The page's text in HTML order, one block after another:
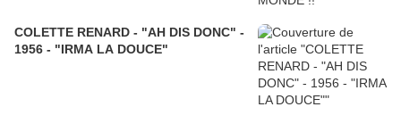
COLETTE RENARD - "AH DIS DONC" -
1956 - "IRMA LA DOUCE"